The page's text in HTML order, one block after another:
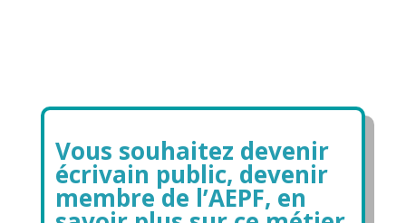
Vous souhaitez devenir
écrivain public, devenir
membre de l’AEPF, en